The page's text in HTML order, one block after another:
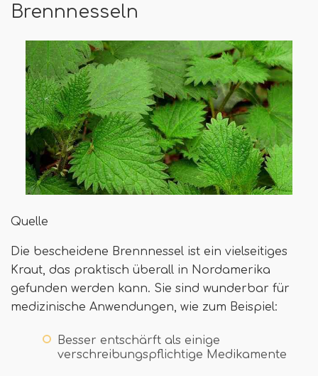
Brennnesseln
Quelle
Die bescheidene Brennnessel ist ein vielseitiges
Kraut, das praktisch überall in Nordamerika
gefunden werden kann. Sie sind wunderbar für
medizinische Anwendungen, wie zum Beispiel:
Besser entschärft als einige
verschreibungspflichtige Medikamente